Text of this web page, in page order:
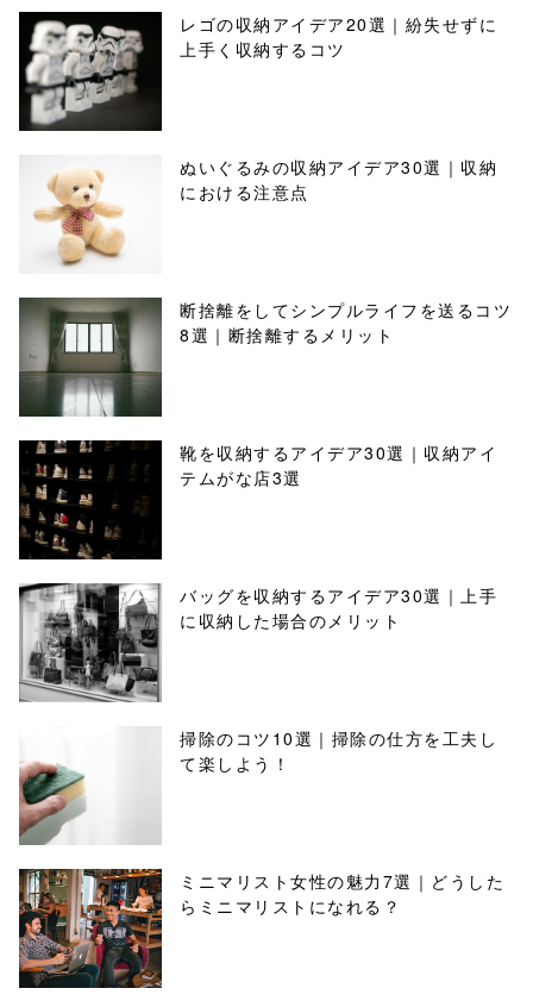
レゴの収納アイデア20選｜紛失せずに
上手く収納するコツ
ぬいぐるみの収納アイデア30選｜収納
における注意点
断捨離をしてシンプルライフを送るコツ
8選｜断捨離するメリット
靴を収納するアイデア30選｜収納アイ
テムがな店3選
バッグを収納するアイデア30選｜上手
に収納した場合のメリット
掃除のコツ10選｜掃除の仕方を工夫し
て楽しよう！
ミニマリスト女性の魅力7選｜どうした
らミニマリストになれる？